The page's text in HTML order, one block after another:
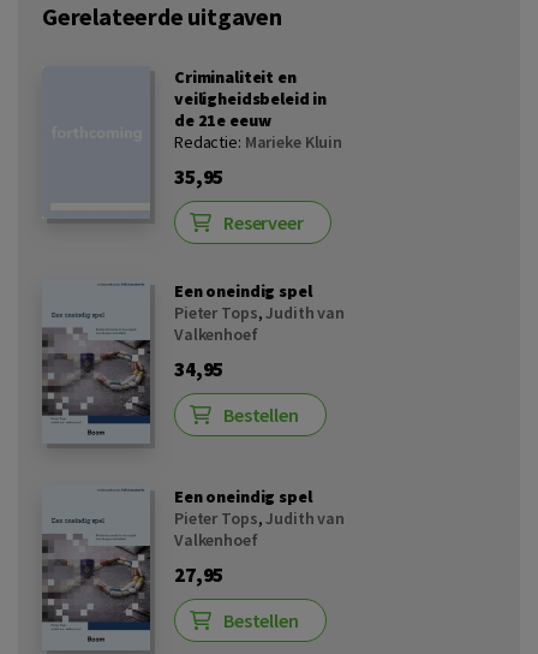
Gerelateerde uitgaven
Criminaliteit en
veiligheidsbeleid in
de 21e eeuw
Redactie: Marieke Kluin
35,95
Reserveer
Een oneindig spel
Pieter Tops,Judith van
Valkenhoef
34,95
Bestellen
Een oneindig spel
Pieter Tops,Judith van
Valkenhoef
27,95
Bestellen